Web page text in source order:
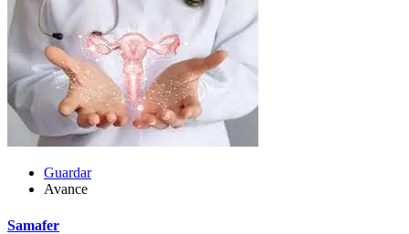
Guardar
Avance
Samafer